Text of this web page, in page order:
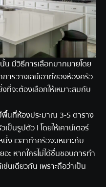
น มีวิธีการเลือกมากมายโดย
ารวางเลย์เอาท์ของห้องครัว
ที่จะต้องเลือกให้เหมาะสมกับ
พื้นที่ห้องประมาณ 3-5 ตาราง
เป็นรูปตัว I โดยให้เคาน์เตอร์
เวลาทำครัวจะเหมาะกับ
ะ หากใครไม่ได้ชื่นชอบการทำ
นเดียวกัน เพราะถือว่าเป็น